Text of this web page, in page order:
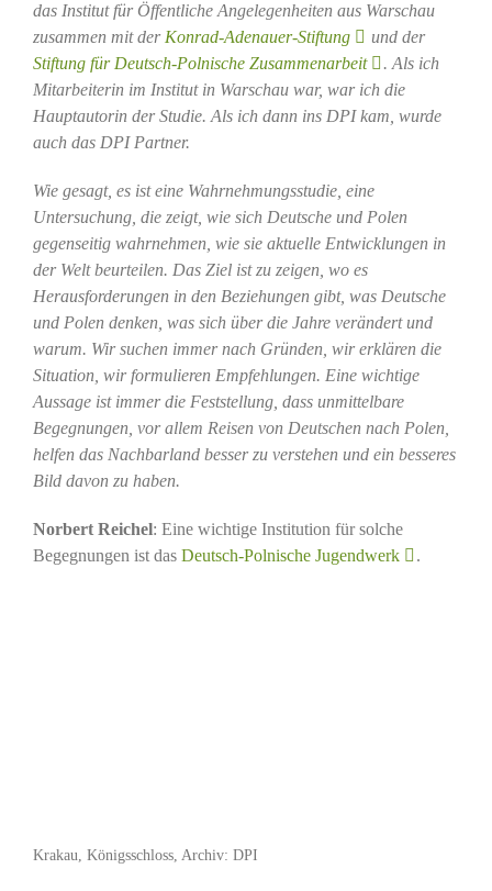
das Institut für Öffentliche Angelegenheiten aus Warschau
zusammen mit derKonrad-Adenauer-Stiftung
und der
Stiftung für Deutsch-Polnische Zusammenarbeit
. Als ich
Mitarbeiterin im Institut in Warschau war, war ich die
Hauptautorin der Studie. Als ich dann ins DPI kam, wurde
auch das DPI Partner.
Wie gesagt, es ist eine Wahrnehmungsstudie, eine
Untersuchung, die zeigt, wie sich Deutsche und Polen
gegenseitig wahrnehmen, wie sie aktuelle Entwicklungen in
der Welt beurteilen. Das Ziel ist zu zeigen, wo es
Herausforderungen in den Beziehungen gibt, was Deutsche
und Polen denken, was sich über die Jahre verändert und
warum. Wir suchen immer nach Gründen, wir erklären die
Situation, wir formulieren Empfehlungen. Eine wichtige
Aussage ist immer die Feststellung, dass unmittelbare
Begegnungen, vor allem Reisen von Deutschen nach Polen,
helfen das Nachbarland besser zu verstehen und ein besseres
Bild davon zu haben.
Norbert Reichel: Eine wichtige Institution für solche
Begegnungen ist das Deutsch-Polnische Jugendwerk .
Krakau, Königsschloss, Archiv: DPI